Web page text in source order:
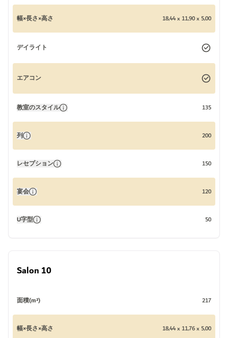
幅×長さ×高さ 18,44 x 11,90 x 5,00
デイライト
エアコン
教室のスタイル 135
列 200
レセプション 150
宴会 120
U字型 50
Salon 10
面積(m²) 217
幅×長さ×高さ 18,44 x 11,76 x 5,00